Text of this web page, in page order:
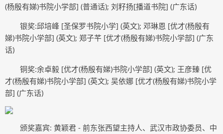
(杨殷有娣)书院小学部] (普通话); 刘籽扬[播道书院] (广东话)
银奖:邱培峰 [圣保罗书院小学] (英文); 邓琳恩 [优才(杨殷有
娣)书院小学部] (英文); 郑子芊 [优才(杨殷有娣)书院小学部] (广东
话)
铜奖:余卓毅 [优才(杨殷有娣)书院小学部] (英文); 王彦臻 [优
才(杨殷有娣)书院小学部] (英文); 吴依娜 [优才(杨殷有娣)书院小学
部] (广东话)
颁奖嘉宾: 黄颖君 - 前东张西望主持人、武汉市政协委员、中